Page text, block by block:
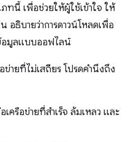
ทนี้ เพื่อช่วยให้ผู้ใช้เข้าใจ ให้
อธิบายว่าการดาวน์โหลดเพื่อ
อมูลแบบออฟไลน์
ายที่ไม่เสถียร โปรดคำนึงถึง
ครือข่ายที่สำเร็จ ล้มเหลว และ